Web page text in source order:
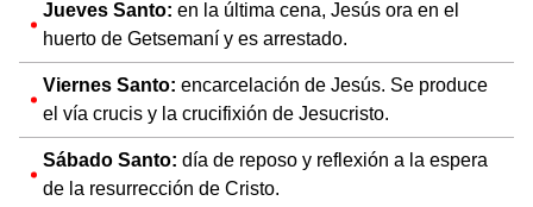
Jueves Santo: en la última cena, Jesús ora en el
huerto de Getsemaní y es arrestado.
Viernes Santo: encarcelación de Jesús. Se produce
el vía crucis y la crucifixión de Jesucristo.
Sábado Santo: día de reposo y reflexión a la espera
de la resurrección de Cristo.